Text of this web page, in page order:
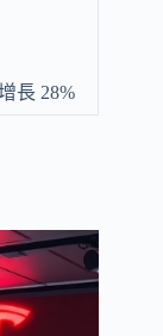
長 28%